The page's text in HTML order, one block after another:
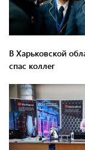
В Харьковской
спас коллег